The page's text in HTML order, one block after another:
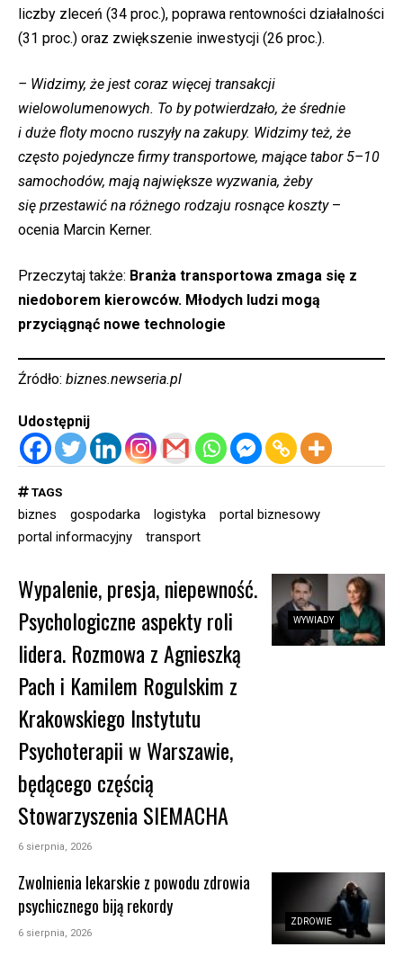
liczby zleceń (34 proc.), poprawa rentowności działalności
(31 proc.) oraz zwiększenie inwestycji (26 proc.).
– Widzimy, że jest coraz więcej transakcji
wielowolumenowych. To by potwierdzało, że średnie
i duże floty mocno ruszyły na zakupy. Widzimy też, że
często pojedyncze firmy transportowe, mające tabor 5–10
samochodów, mają największe wyzwania, żeby
się przestawić na różnego rodzaju rosnące koszty–
ocenia Marcin Kerner.
Przeczytaj także: Branża transportowa zmaga się z
niedoborem kierowców. Młodych ludzi mogą
przyciągnąć nowe technologie
Źródło: biznes.newseria.pl
Udostępnij
TAGS
biznes gospodarka logistyka
portal biznesowy
portal informacyjny
transport
WYWIADY
Wypalenie, presja, niepewność.
Psychologiczne aspekty roli
lidera. Rozmowa z Agnieszką
Pach i Kamilem Rogulskim z
Krakowskiego Instytutu
Psychoterapii w Warszawie,
będącego częścią
Stowarzyszenia SIEMACHA
6 sierpnia, 2026
ZDROWIE
Zwolnienia lekarskie z powodu zdrowia
psychicznego biją rekordy
6 sierpnia, 2026